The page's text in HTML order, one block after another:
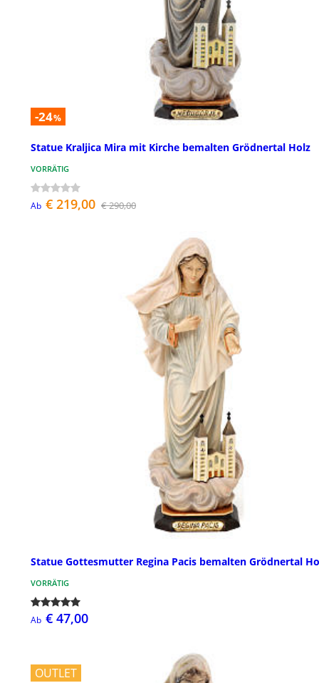
-24%
Statue Kraljica Mira mit Kirche bemalten Grödnertal Holz
VORRÄTIG
Ab € 219,00 € 290,00
Statue Gottesmutter Regina Pacis bemalten Grödnertal
VORRÄTIG
Ab € 47,00
OUTLET